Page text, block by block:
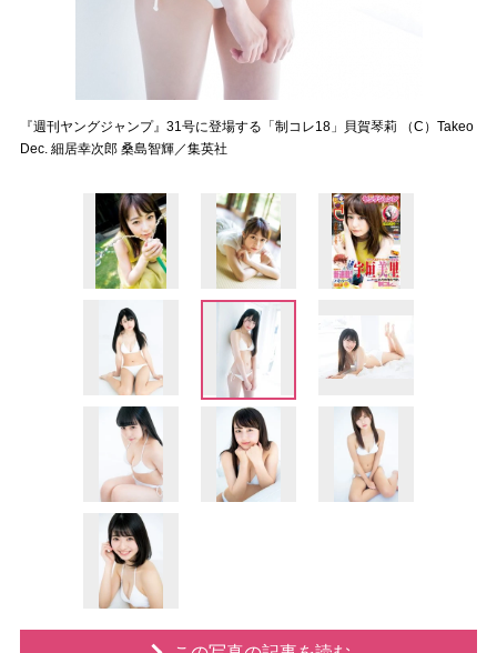
『週刊ヤングジャンプ』31号に登場する「制コレ18」貝賀琴莉 （C）Takeo
Dec. 細居幸次郎 桑島智輝／集英社